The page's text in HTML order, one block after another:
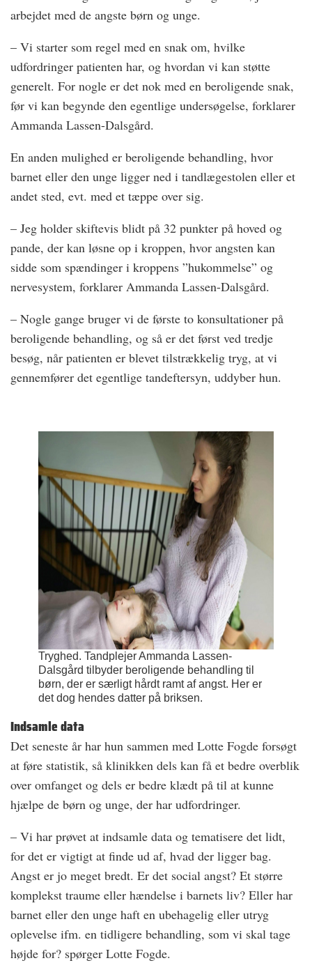
arbejdet med de angste børn og unge.
– Vi starter som regel med en snak om, hvilke
udfordringer patienten har, og hvordan vi kan støtte
generelt. For nogle er det nok med en beroligende snak,
før vi kan begynde den egentlige undersøgelse, forklarer
Ammanda Lassen-Dalsgård.
En anden mulighed er beroligende behandling, hvor
barnet eller den unge ligger ned i tandlægestolen eller et
andet sted, evt. med et tæppe over sig.
– Jeg holder skiftevis blidt på 32 punkter på hoved og
pande, der kan løsne op i kroppen, hvor angsten kan
sidde som spændinger i kroppens ”hukommelse” og
nervesystem, forklarer Ammanda Lassen-Dalsgård.
– Nogle gange bruger vi de første to konsultationer på
beroligende behandling, og så er det først ved tredje
besøg, når patienten er blevet tilstrækkelig tryg, at vi
gennemfører det egentlige tandeftersyn, uddyber hun.
Tryghed. Tandplejer Ammanda Lassen-
Dalsgård tilbyder beroligende behandling til
børn, der er særligt hårdt ramt af angst. Her er
det dog hendes datter på briksen.
Indsamle data
Det seneste år har hun sammen med Lotte Fogde forsøgt
at føre statistik, så klinikken dels kan få et bedre overblik
over omfanget og dels er bedre klædt på til at kunne
hjælpe de børn og unge, der har udfordringer.
– Vi har prøvet at indsamle data og tematisere det lidt,
for det er vigtigt at finde ud af, hvad der ligger bag.
Angst er jo meget bredt. Er det social angst? Et større
komplekst traume eller hændelse i barnets liv? Eller har
barnet eller den unge haft en ubehagelig eller utryg
oplevelse ifm. en tidligere behandling, som vi skal tage
højde for? spørger Lotte Fogde.